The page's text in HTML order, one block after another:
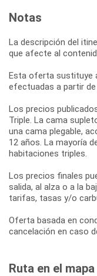
Notas
La descripción del
que afecte al
Esta oferta sustituye
efectuadas a partir de
Los precios
Triple. La cama
una cama plegable,
12 años. La mayoría
habitaciones triples.
Los precios finales
salida, al alza o a la
tarifas, tasas y/o
Oferta basada en
cancelación en caso
Ruta en el mapa